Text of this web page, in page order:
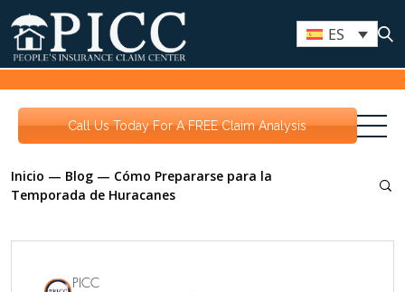
ES
Call Us Today For A FREE Claim Analysis
Inicio — Blog — Cómo Prepararse para la
Temporada de Huracanes
PICC